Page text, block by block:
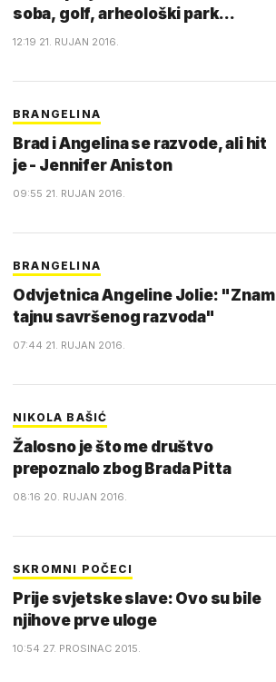
soba, golf, arheološki park...
12:19 21. RUJAN 2016.
BRANGELINA
Brad i Angelina se razvode, ali hit
je - Jennifer Aniston
09:55 21. RUJAN 2016.
BRANGELINA
Odvjetnica Angeline Jolie: "Znam
tajnu savršenog razvoda"
07:44 21. RUJAN 2016.
NIKOLA BAŠIĆ
Žalosno je što me društvo
prepoznalo zbog Brada Pitta
08:16 20. RUJAN 2016.
SKROMNI POČECI
Prije svjetske slave: Ovo su bile
njihove prve uloge
10:54 27. PROSINAC 2015.